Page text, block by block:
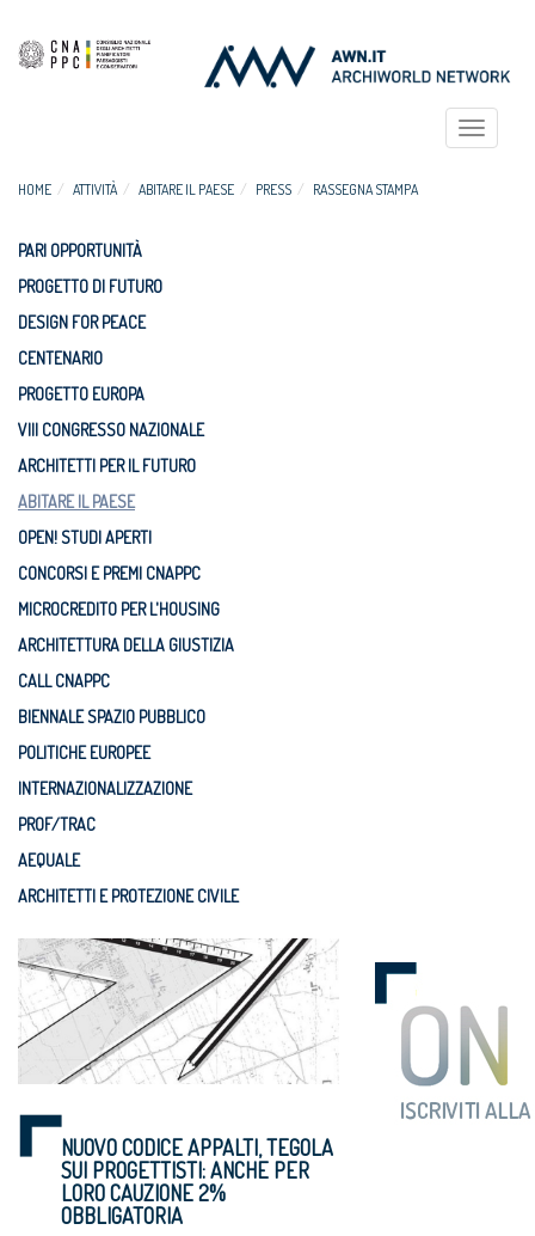
Toggle
HOME ATTIVITÀ ABITARE IL PAESE PRESS RASSEGNA STAMPA
PARI OPPORTUNITÀ
PROGETTO DI FUTURO
DESIGN FOR PEACE
CENTENARIO
PROGETTO EUROPA
VIII CONGRESSO NAZIONALE
ARCHITETTI PER IL FUTURO
ABITARE IL PAESE
OPEN! STUDI APERTI
CONCORSI E PREMI CNAPPC
MICROCREDITO PER L'HOUSING
ARCHITETTURA DELLA GIUSTIZIA
CALL CNAPPC
BIENNALE SPAZIO PUBBLICO
POLITICHE EUROPEE
INTERNAZIONALIZZAZIONE
PROF/TRAC
AEQUALE
ARCHITETTI E PROTEZIONE CIVILE
NUOVO CODICE APPALTI, TEGOLA
SUI PROGETTISTI: ANCHE PER
LORO CAUZIONE 2%
OBBLIGATORIA